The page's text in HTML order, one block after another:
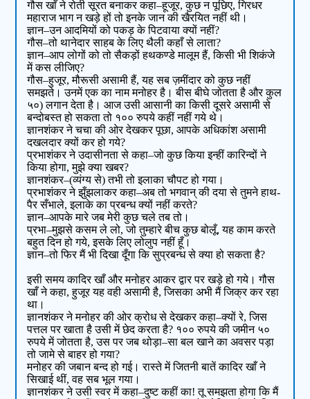
गौस खाँ ने रोती सूरत बनाकर कहा–हूजूर, कुछ न पूछिए, गिरधर
महाराज भाग न खड़े हों तो इनके जान की खैरयित नहीं थी।
ज्ञान–उन आदमियों को पकड़ के पिटवाया क्यों नहीं?
गौस–तो थानेदार साहब के लिए थैली कहाँ से लाता?
ज्ञान–आप लोगों को तो सैकड़ों हथकण्डे मालूम हैं, किसी भी शिकंजे
में कस लीजिए?
गौस–हुजूर, मौरूसी असामी हैं, यह सब ज़मींदार को कुछ नहीं
समझते। उनमें एक का नाम मनोहर है। बीस बीघे जोतता है और कुल
५०) लगान देता है। आज उसी आसानी का किसी दूसरे असामी से
बन्दोबस्त हो सकता तो १०० रुपये कहीं नहीं गये थे।
ज्ञानशंकर ने चचा की ओर देखकर पूछा, आपके अधिकांश असामी
दखलदार क्यों कर हो गये?
प्रभाशंकर ने उदासीनता से कहा–जो कुछ किया इन्हीं कारिन्दों ने
किया होगा, मुझे क्या खबर?
ज्ञानशंकर–(व्यंग्य से) तभी तो इलाका चौपट हो गया।
प्रभाशंकर ने झुँझलाकर कहा–अब तो भगवान् की दया से तुमने हाथ-
पैर सँभाले, इलाके का प्रबन्ध क्यों नहीं करते?
ज्ञान–आपके मारे जब मेरी कुछ चले तब तो।
प्रभा–मुझसे कसम ले लो, जो तुम्हारे बीच कुछ बोलूँ, यह काम करते
बहुत दिन हो गये, इसके लिए लोलुप नहीं हूँ।
ज्ञान–तो फिर मैं भी दिखा दूँगा कि सुप्रबन्ध से क्या हो सकता है?
इसी समय कादिर खाँ और मनोहर आकर द्वार पर खड़े हो गये। गौस
खाँ ने कहा, हुजूर यह वही असामी है, जिसका अभी मैं जिक्र कर रहा
था।
ज्ञानशंकर ने मनोहर की ओर क्रोध से देखकर कहा–क्यों रे, जिस
पत्तल पर खाता है उसी में छेद करता है? १०० रुपये की जमीन ५०
रुपये में जोतता है, उस पर जब थोड़ा–सा बल खाने का अवसर पड़ा
तो जामे से बाहर हो गया?
मनोहर की जबान बन्द हो गई। रास्ते में जितनी बातें कादिर खाँ ने
सिखाई थीं, वह सब भूल गया।
ज्ञानशंकर ने उसी स्वर में कहा–दुष्ट कहीं का! तू समझता होगा कि मैं